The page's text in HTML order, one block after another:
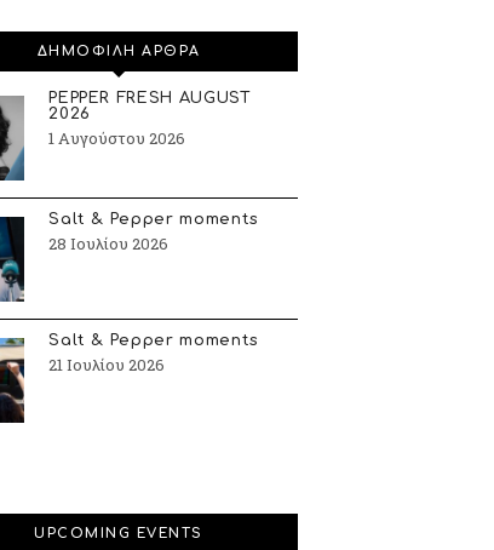
ΔΗΜΟΦΙΛΗ ΑΡΘΡΑ
PEPPER FRESH AUGUST
2026
1 Αυγούστου 2026
Salt & Pepper moments
28 Ιουλίου 2026
Salt & Pepper moments
21 Ιουλίου 2026
UPCOMING EVENTS